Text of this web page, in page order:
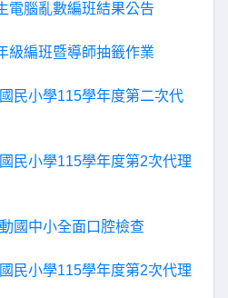
電腦亂數編班結果公告
級編班暨導師抽籤作業
民小學115學年度第二次代
民小學115學年度第2次代理
國中小全面口腔檢查
民小學115學年度第2次代理